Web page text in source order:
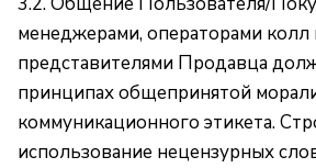
менеджерами, операторами
представителями Продавца
принципах общепринятой
коммуникационного этикета.
использование нецензурных